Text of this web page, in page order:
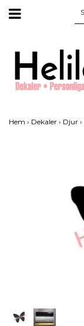
Hem › Dekaler › Djur ›